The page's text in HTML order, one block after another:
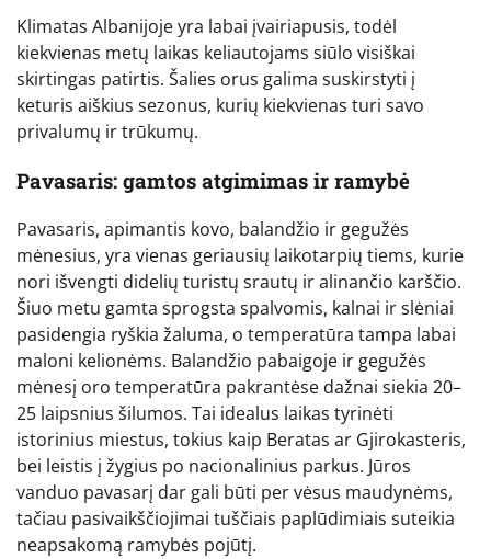
Klimatas Albanijoje yra labai įvairiapusis, todėl
kiekvienas metų laikas keliautojams siūlo visiškai
skirtingas patirtis. Šalies orus galima suskirstyti į
keturis aiškius sezonus, kurių kiekvienas turi savo
privalumų ir trūkumų.
Pavasaris: gamtos atgimimas ir ramybė
Pavasaris, apimantis kovo, balandžio ir gegužės
mėnesius, yra vienas geriausių laikotarpių tiems, kurie
nori išvengti didelių turistų srautų ir alinančio karščio.
Šiuo metu gamta sprogsta spalvomis, kalnai ir slėniai
pasidengia ryškia žaluma, o temperatūra tampa labai
maloni kelionėms. Balandžio pabaigoje ir gegužės
mėnesį oro temperatūra pakrantėse dažnai siekia 20–
25 laipsnius šilumos. Tai idealus laikas tyrinėti
istorinius miestus, tokius kaip Beratas ar Gjirokasteris,
bei leistis į žygius po nacionalinius parkus. Jūros
vanduo pavasarį dar gali būti per vėsus maudynėms,
tačiau pasivaikščiojimai tuščiais paplūdimiais suteikia
neapsakomą ramybės pojūtį.